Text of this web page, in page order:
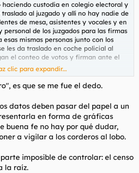
haciendo custodia en colegio electoral y
al juzgado y allí no hay nadie de
de mesa, asistentes y vocales y en
personal de los juzgados para las firmas
mismas personas junto con los
les da traslado en coche policial al
el conteo de votos y firman ante el
por ningún lado.
los mercados de Transporte, Tráfico
clic para expandir...
es que se me fue el dedo.
datos deben pasar del papel a un
en forma de gráficas
buena fe no hay por qué dudar,
a vigilar a los corderos al lobo.
imposible de controlar: el censo
la raíz.